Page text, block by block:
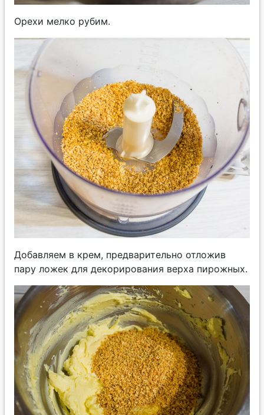
Орехи мелко рубим.
Добавляем в крем, предварительно отложив
пару ложек для декорирования верха пирожных.